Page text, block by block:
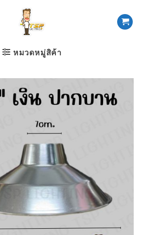
หมวดหมู่สิค้า